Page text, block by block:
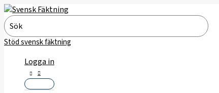
Hoppa
till
innehåll
Search
for:
Stöd svensk fäktning
Logga in